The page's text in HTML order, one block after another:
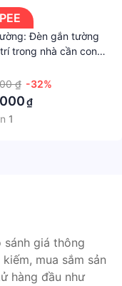
Đèn gắn tường
trong nhà cần cong
Hân
₫ -32%
₫
1
sánh giá thông
mua sắm sản
hàng đầu như